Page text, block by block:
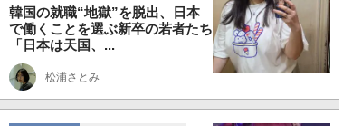
韓国の就職“地獄”を脱出、日本
で働くことを選ぶ新卒の若者たち
「日本は天国、...
松浦さとみ